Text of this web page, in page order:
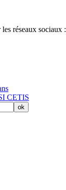
réseaux sociaux :
CETIS